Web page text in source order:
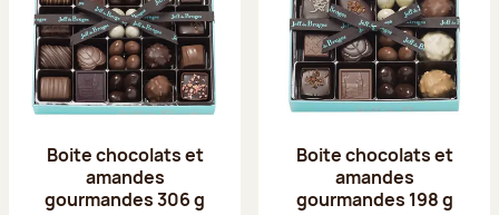
Boite chocolats et
amandes
gourmandes 306 g
Boite chocolats et
amandes
gourmandes 198 g